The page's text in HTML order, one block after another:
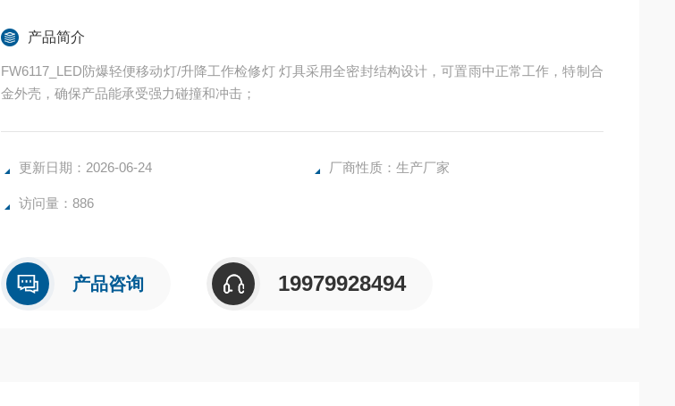
产品简介
FW6117_LED防爆轻便移动灯/升降工作检修灯 灯具采用全密封结构设计，可置雨中正常工作，特制合
金外壳，确保产品能承受强力碰撞和冲击；
更新日期：2026-06-24 厂商性质：生产厂家
访问量：886
产品咨询 19979928494